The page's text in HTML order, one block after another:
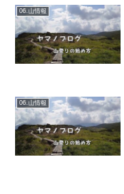
06.山情報
06.山情報